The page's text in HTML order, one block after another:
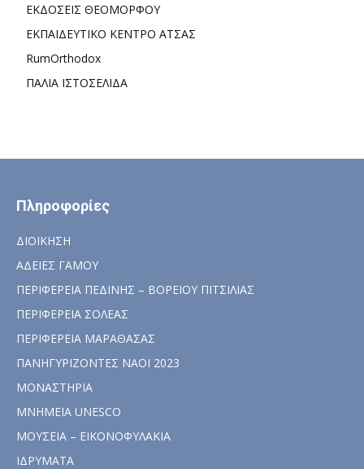
ΕΚΔΟΣΕΙΣ ΘΕΟΜΟΡΦΟΥ
ΕΚΠΑΙΔΕΥΤΙΚΟ ΚΕΝΤΡΟ ΑΤΣΑΣ
RumOrthodox
ΠΑΛΙΑ ΙΣΤΟΣΕΛΙΔΑ
Πληροφορίες
ΔΙΟΙΚΗΣΗ
ΑΔΕΙΕΣ ΓΑΜΟΥ
ΠΕΡΙΦΕΡΕΙΑ ΠΕΔΙΝΗΣ – ΒΟΡΕΙΟΥ ΠΙΤΣΙΛΙΑΣ
ΠΕΡΙΦΕΡΕΙΑ ΣΟΛΕΑΣ
ΠΕΡΙΦΕΡΕΙΑ ΜΑΡΑΘΑΣΑΣ
ΠΑΝΗΓΥΡΙΖΟΝΤΕΣ ΝΑΟΙ 2023
ΜΟΝΑΣΤΗΡΙΑ
ΜΝΗΜΕΙΑ UNESCO
ΜΟΥΣΕΙΑ – ΕΙΚΟΝΟΦΥΛΑΚΙΑ
ΙΔΡΥΜΑΤΑ